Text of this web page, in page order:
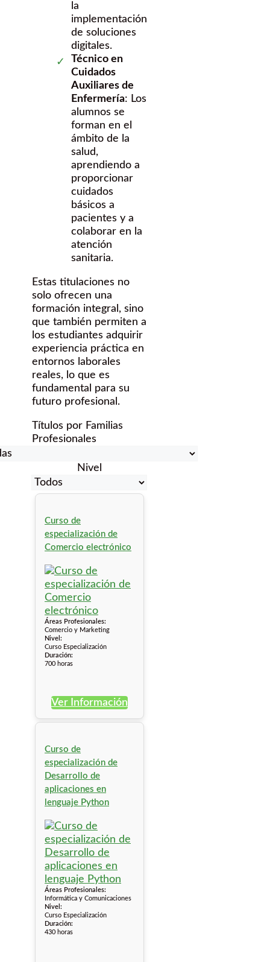
la
implementación
de soluciones
digitales.
Técnico en
Cuidados
Auxiliares de
Enfermería: Los
alumnos se
forman en el
ámbito de la
salud,
aprendiendo a
proporcionar
cuidados
básicos a
pacientes y a
colaborar en la
atención
sanitaria.
Estas titulaciones no
solo ofrecen una
formación integral, sino
que también permiten a
los estudiantes adquirir
experiencia práctica en
entornos laborales
reales, lo que es
fundamental para su
futuro profesional.
Títulos por Familias
Profesionales
Nivel
Curso de
especialización de
Comercio electrónico
Áreas Profesionales:
Comercio y Marketing
Nivel:
Curso Especialización
Duración:
700 horas
Ver Información
Curso de
especialización de
Desarrollo de
aplicaciones en
lenguaje Python
Áreas Profesionales:
Informática y Comunicaciones
Nivel:
Curso Especialización
Duración:
430 horas